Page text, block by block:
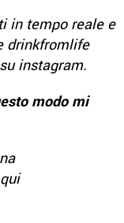
in tempo reale e
drinkfromlife
instagram.
modo mi